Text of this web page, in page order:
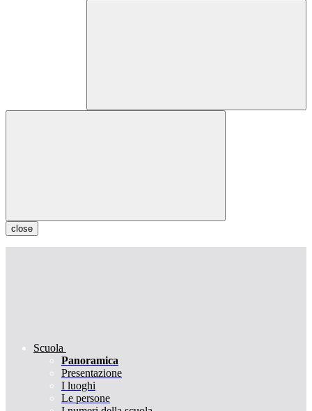
close
Scuola
Panoramica
Presentazione
I luoghi
Le persone